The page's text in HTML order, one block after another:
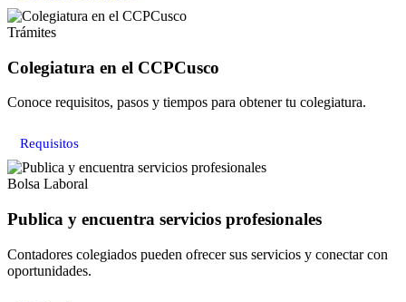
Trámites
Colegiatura en el CCPCusco
Conoce requisitos, pasos y tiempos para obtener tu colegiatura.
Requisitos
Bolsa Laboral
Publica y encuentra servicios profesionales
Contadores colegiados pueden ofrecer sus servicios y conectar con
oportunidades.